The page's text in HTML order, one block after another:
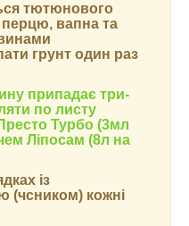
тютюнового
перцю, вапна та
грунт один раз
припадає три-
по листу
Турбо (3мл
Ліпосам (8л на
із
(чсником) кожні